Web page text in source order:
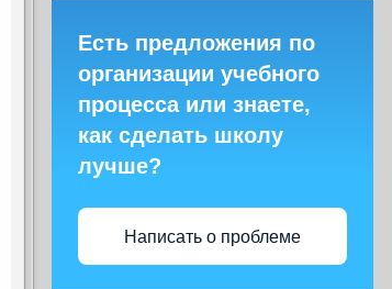
Есть предложения по
организации учебного
процесса или знаете,
как сделать школу
лучше?
Написать о проблеме